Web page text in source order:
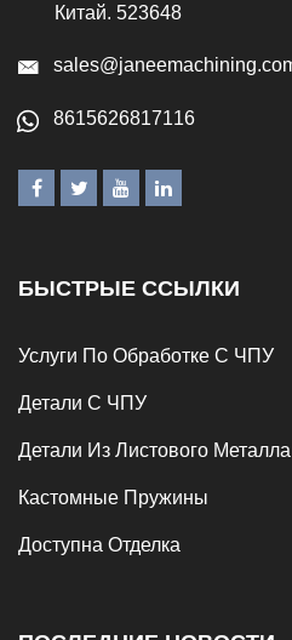
Китай. 523648
8615626817116
БЫСТРЫЕ ССЫЛКИ
Услуги По Обработке С ЧПУ
Детали С ЧПУ
Детали Из Листового Металла
Кастомные Пружины
Доступна Отделка